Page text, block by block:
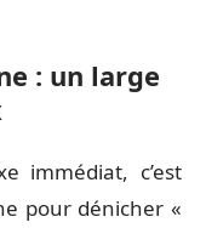
: un large
immédiat, c’est
pour dénicher «